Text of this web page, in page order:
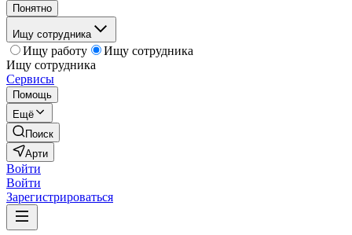
Понятно
Ищу сотрудника
Ищу работу
Ищу сотрудника
Ищу сотрудника
Сервисы
Помощь
Ещё
Поиск
Арти
Войти
Войти
Зарегистрироваться